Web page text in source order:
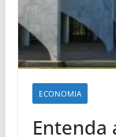
ECONOMIA
Entenda